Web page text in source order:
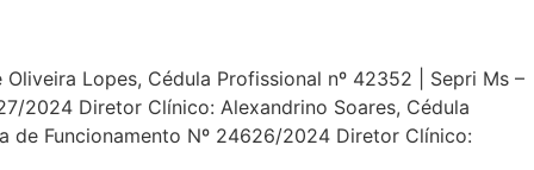
Lopes, Cédula Profissional nº 42352 | Sepri Ms –
2024 Diretor Clínico: Alexandrino Soares, Cédula
de Funcionamento Nº 24626/2024 Diretor Clínico: